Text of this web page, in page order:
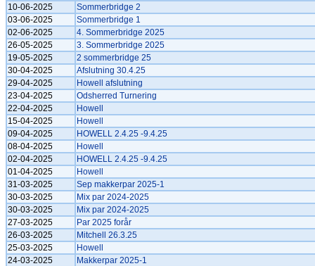
10-06-2025
Sommerbridge 2
03-06-2025
Sommerbridge 1
02-06-2025
4. Sommerbridge 2025
26-05-2025
3. Sommerbridge 2025
19-05-2025
2 sommerbridge 25
30-04-2025
Afslutning 30.4.25
29-04-2025
Howell afslutning
23-04-2025
Odsherred Turnering
22-04-2025
Howell
15-04-2025
Howell
09-04-2025
HOWELL 2.4.25 -9.4.25
08-04-2025
Howell
02-04-2025
HOWELL 2.4.25 -9.4.25
01-04-2025
Howell
31-03-2025
Sep makkerpar 2025-1
30-03-2025
Mix par 2024-2025
30-03-2025
Mix par 2024-2025
27-03-2025
Par 2025 forår
26-03-2025
Mitchell 26.3.25
25-03-2025
Howell
24-03-2025
Makkerpar 2025-1